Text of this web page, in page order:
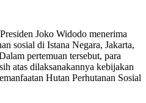
Joko Widodo menerima
sosial di Istana Negara, Jakarta,
pertemuan tersebut, para
atas dilaksanakannya kebijakan
Hutan Perhutanan Sosial